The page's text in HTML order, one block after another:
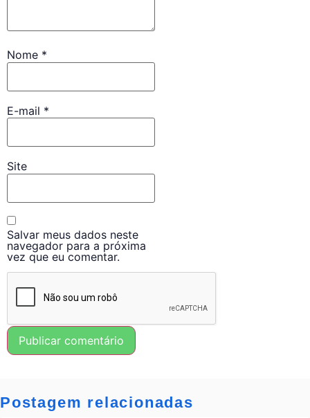
Nome *
E-mail *
Site
Salvar meus dados neste
navegador para a próxima
vez que eu comentar.
Postagem relacionadas